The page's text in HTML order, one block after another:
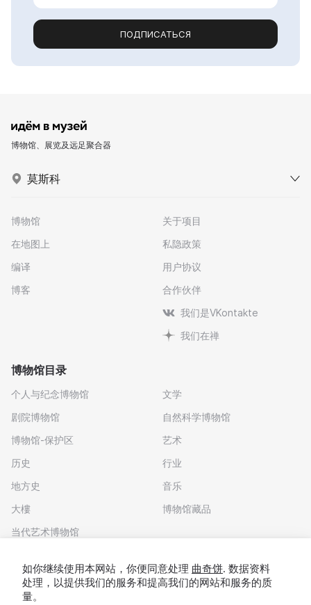
ПОДПИСАТЬСЯ
博物馆、展览及远足聚合器
莫斯科
博物馆
在地图上
编译
博客
关于项目
私隐政策
用户协议
合作伙伴
我们是VKontakte
我们在禅
博物馆目录
个人与纪念博物馆
剧院博物馆
博物馆-保护区
历史
地方史
大樓
当代艺术博物馆
文学
自然科学博物馆
艺术
行业
音乐
博物馆藏品
如你继续使用本网站，你便同意处理 曲奇饼. 数据资料
处理，以提供我们的服务和提高我们的网站和服务的质
量。